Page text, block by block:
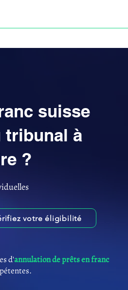
suisse
tribunal à
?
votre éligibilité
d'annulation de prêts en franc